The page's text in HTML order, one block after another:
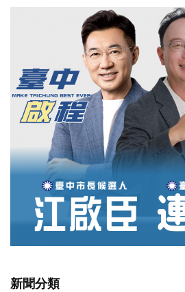
新聞分類